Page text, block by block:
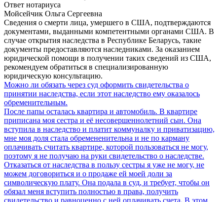
Ответ нотариуса
Мойсейчик Ольга Сергеевна
Сведения о смерти лица, умершего в США, подтверждаются
документами, выданными компетентными органами США. В
случае открытия наследства в Республике Беларусь, такие
документы предоставляются наследниками. За оказанием
юридической помощи в получении таких сведений из США,
рекомендуем обратиться в специализированную
юридическую консультацию.
Можно ли обязать через суд оформить свидетельства о
принятии наследства, если этот наследство ему оказалось
обременительным.
После папы осталась квартира и автомобиль. В квартире
приписана моя сестра и её несовершеннолетний сын. Она
вступила в наследство и платит коммуналку и приватизацию,
мне моя доля стала обремененительна и не по карману
оплачивать считать квартире, которой пользоваться не могу,
поэтому я не получаю на руки свидетельство о наследстве.
Отказаться от наследства в пользу сестры я уже не могу, не
можем договориться и о продаже ей моей доли за
символическую плату. Она подала в суд, и требует, чтобы он
обязал меня вступить полностью в права, получить